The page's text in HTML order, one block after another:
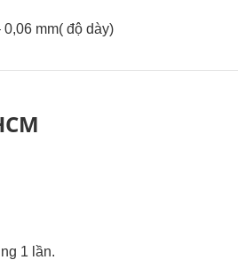
0,06 mm( độ dày)
1 lần.